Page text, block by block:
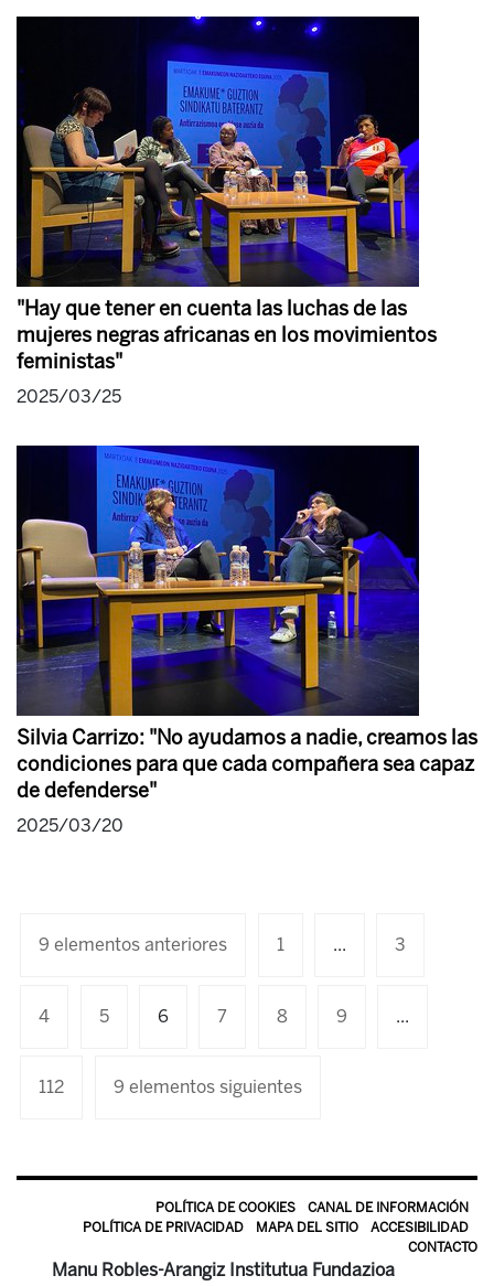
"Hay que tener en cuenta las luchas de las
mujeres negras africanas en los movimientos
feministas"
2025/03/25
Silvia Carrizo: "No ayudamos a nadie, creamos las
condiciones para que cada compañera sea capaz
de defenderse"
2025/03/20
9 elementos anteriores 1 ... 3
4 5 6 7 8 9 ...
112 9 elementos siguientes
POLÍTICA DE COOKIES
CANAL DE INFORMACIÓN
POLÍTICA DE PRIVACIDAD
MAPA DEL SITIO
ACCESIBILIDAD
CONTACTO
Manu Robles-Arangiz Institutua Fundazioa